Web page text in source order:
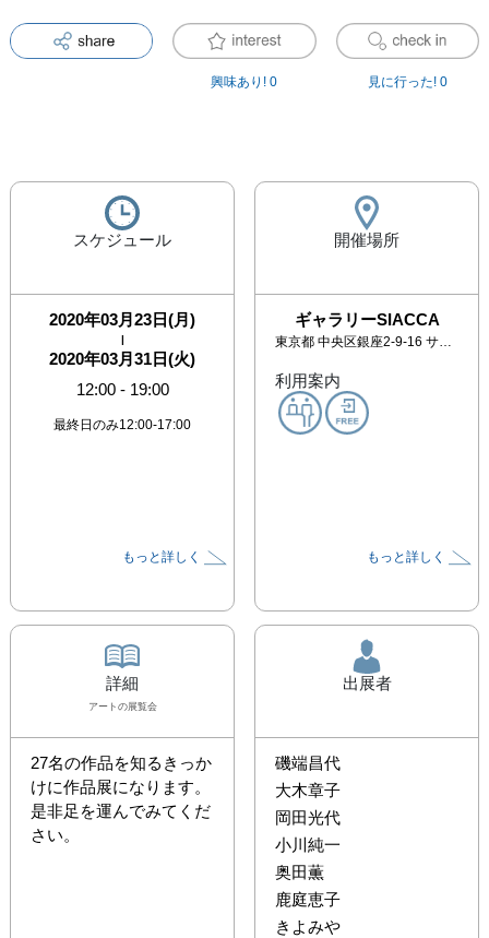
興味あり! 0 見に行った! 0
スケジュール
2020年03月23日(月)
|
2020年03月31日(火)
12:00- 19:00
最終日のみ12:00-17:00
もっと詳しく
開催場所
ギャラリーSIACCA
東京都 中央区銀座2-9-16 サウンドバレービル地下一階
利用案内
もっと詳しく
詳細
アート の展覧会
27名の作品を知るきっか
けに作品展になります。
是非足を運んでみてくだ
さい。
出展者
磯端昌代
大木章子
岡田光代
小川純一
奥田薫
鹿庭恵子
きよみや